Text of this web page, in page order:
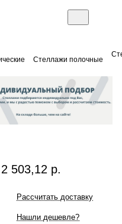
Стеллажи полочные
2 503,12 р.
Рассчитать доставку
Нашли дешевле?